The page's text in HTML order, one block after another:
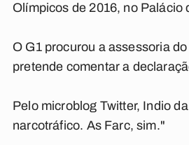
Olímpicos de 2016, no Palácio
O G1procurou a assessoria
pretende comentar a
Pelo microblog Twitter, Indio
narcotráfico. As Farc, sim."